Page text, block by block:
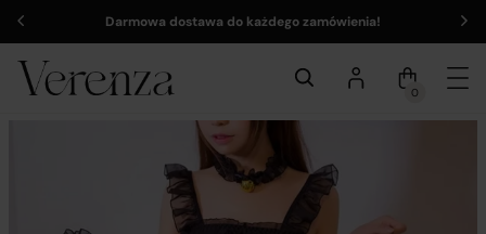
Darmowa dostawa do każdego zamówienia!
0